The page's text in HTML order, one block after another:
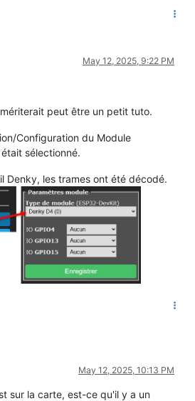
May 12, 2025, 9:22 PM
peut être un petit tuto.
Configuration du Module
sélectionné.
Denky, les trames ont été décodé.
May 12, 2025, 10:13 PM
sur la carte, est-ce qu'il y a un